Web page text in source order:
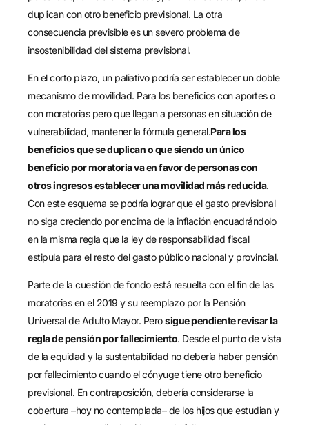
duplican con otro beneficio previsional. La otra
consecuencia previsible es un severo problema de
insostenibilidad del sistema previsional.
En el corto plazo, un paliativo podría ser establecer un doble
mecanismo de movilidad. Para los beneficios con aportes o
con moratorias pero que llegan a personas en situación de
vulnerabilidad, mantener la fórmula general.Para los
beneficios que se duplican o que siendo un único
beneficio por moratoria va en favor de personas con
otros ingresos establecer una movilidad más reducida.
Con este esquema se podría lograr que el gasto previsional
no siga creciendo por encima de la inflación encuadrándolo
en la misma regla que la ley de responsabilidad fiscal
estipula para el resto del gasto público nacional y provincial.
Parte de la cuestión de fondo está resuelta con el fin de las
moratorias en el 2019 y su reemplazo por la Pensión
Universal de Adulto Mayor. Perosigue pendiente revisar la
regla de pensión por fallecimiento. Desde el punto de vista
de la equidad y la sustentabilidad no debería haber pensión
por fallecimiento cuando el cónyuge tiene otro beneficio
previsional. En contraposición, debería considerarse la
cobertura –hoy no contemplada– de los hijos que estudian y